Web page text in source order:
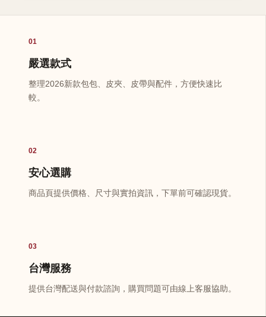
01
嚴選款式
整理2026新款包包、皮夾、皮帶與配件，方便快速比
較。
02
安心選購
商品頁提供價格、尺寸與實拍資訊，下單前可確認現貨。
03
台灣服務
提供台灣配送與付款諮詢，購買問題可由線上客服協助。